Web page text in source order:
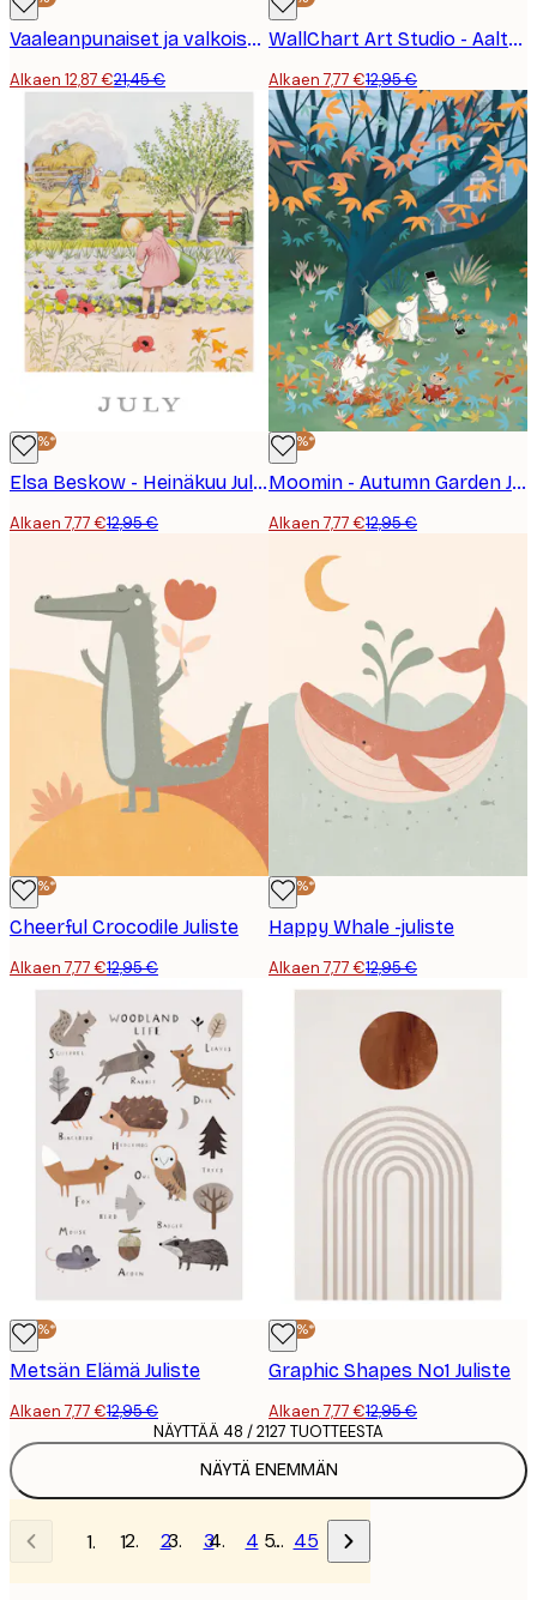
Vaaleanpunaiset ja valkoiset maalatut villikukat juliste
Alkaen 12,87 €21,45 €
WallChart Art Studio - Aaltoihin Sukeltava Nainen Juliste
Alkaen 7,77 €12,95 €
-40%*
Elsa Beskow - Heinäkuu Juliste
Alkaen 7,77 €12,95 €
-40%*
Moomin - Autumn Garden Juliste
Alkaen 7,77 €12,95 €
-40%*
Cheerful Crocodile Juliste
Alkaen 7,77 €12,95 €
-40%*
Happy Whale -juliste
Alkaen 7,77 €12,95 €
-40%*
Metsän Elämä Juliste
Alkaen 7,77 €12,95 €
-40%*
Graphic Shapes No1 Juliste
Alkaen 7,77 €12,95 €
NÄYTÄ ENEMMÄN
NÄYTTÄÄ 48 / 2127 TUOTTEESTA
1 2 3 4 … 45